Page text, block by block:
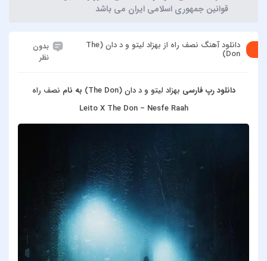
قوانین جمهوری اسلامی ایران می باشد
دانلود آهنگ نصف راه از بهزاد لیتو و د دان (The
Don)
بدون
نظر
دانلود رپ فارسیبهزاد لیتو و د دان (The Don) به نامنصف راه
Leito X The Don – Nesfe Raah